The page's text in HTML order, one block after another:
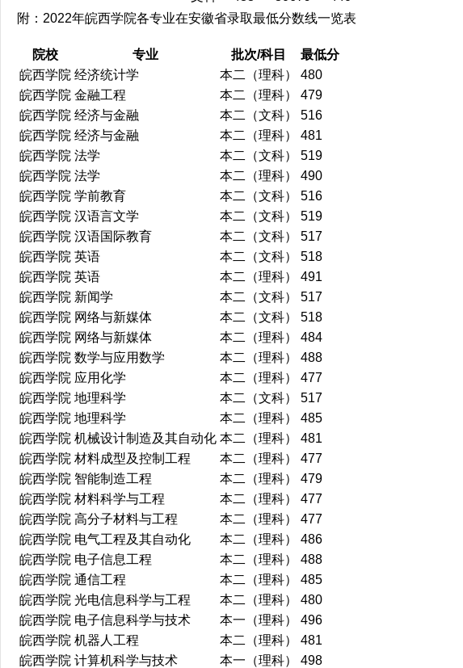
附：2022年皖西学院各专业在安徽省录取最低分数线一览表
院校 专业 批次/科目
最低分
皖西学院 经济统计学 本二（理科）
480
皖西学院 金融工程 本二（理科）
479
皖西学院 经济与金融 本二（文科）
516
皖西学院 经济与金融 本二（理科）
481
皖西学院 法学 本二（文科）
519
皖西学院 法学 本二（理科）
490
皖西学院 学前教育 本二（文科）
516
皖西学院 汉语言文学 本二（文科）
519
皖西学院 汉语国际教育 本二（文科）
517
皖西学院 英语 本二（文科）
518
皖西学院 英语 本二（理科）
491
皖西学院 新闻学 本二（文科）
517
皖西学院 网络与新媒体 本二（文科）
518
皖西学院 网络与新媒体 本二（理科）
484
皖西学院 数学与应用数学 本二（理科）
488
皖西学院 应用化学 本二（理科）
477
皖西学院 地理科学 本二（文科）
517
皖西学院 地理科学 本二（理科）
485
皖西学院 机械设计制造及其自动化 本二（理科）
481
皖西学院 材料成型及控制工程 本二（理科）
477
皖西学院 智能制造工程 本二（理科）
479
皖西学院 材料科学与工程 本二（理科）
477
皖西学院 高分子材料与工程 本二（理科）
477
皖西学院 电气工程及其自动化 本二（理科）
486
皖西学院 电子信息工程 本二（理科）
488
皖西学院 通信工程 本二（理科）
485
皖西学院 光电信息科学与工程 本二（理科）
480
皖西学院 电子信息科学与技术 本一（理科）
496
皖西学院 机器人工程 本二（理科）
481
皖西学院 计算机科学与技术 本一（理科）
498